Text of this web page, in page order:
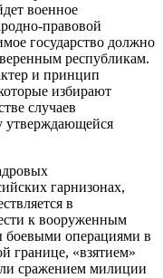
военное
правовой
государство должно
республикам.
и принцип
избирают
случаев
утверждающейся
гарнизонах,
в
к вооруженным
боевыми операциями в
границе, «взятием»
сражением милиции